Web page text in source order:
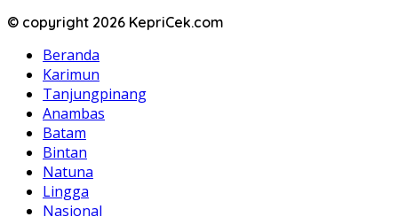
© copyright 2026 KepriCek.com
Beranda
Karimun
Tanjungpinang
Anambas
Batam
Bintan
Natuna
Lingga
Nasional